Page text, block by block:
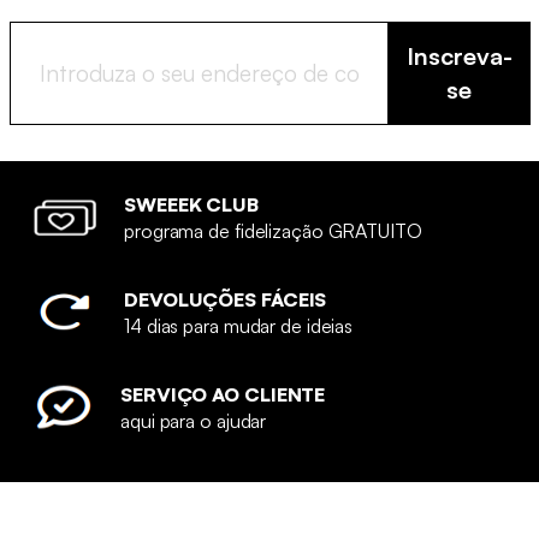
Inscreva-
se
SWEEEK CLUB
programa de fidelização GRATUITO
DEVOLUÇÕES FÁCEIS
14 dias para mudar de ideias
SERVIÇO AO CLIENTE
aqui para o ajudar